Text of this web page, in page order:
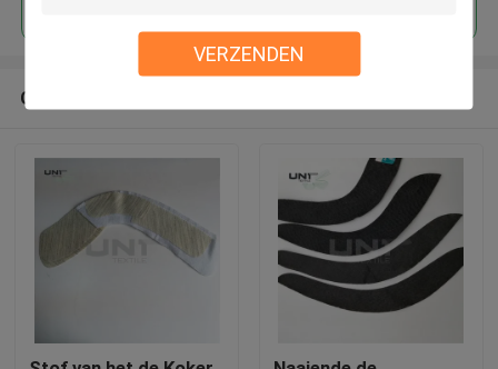
VERZENDEN
Geadviseerde Producten